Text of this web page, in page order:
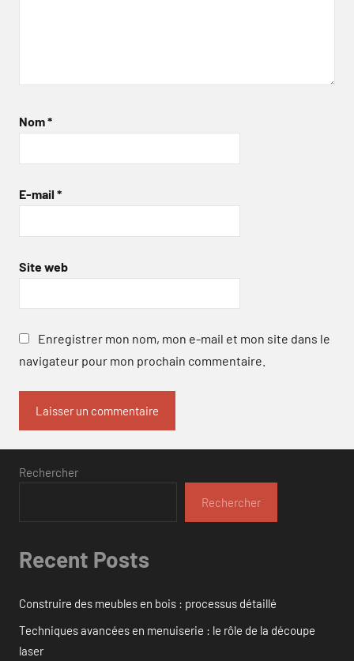
Nom*
E-mail *
Site web
Enregistrer mon nom, mon e-mail et mon site dans le
navigateur pour mon prochain commentaire.
Rechercher
Rechercher
Recent Posts
Construire des meubles en bois : processus détaillé
Techniques avancées en menuiserie : le rôle de la découpe
laser